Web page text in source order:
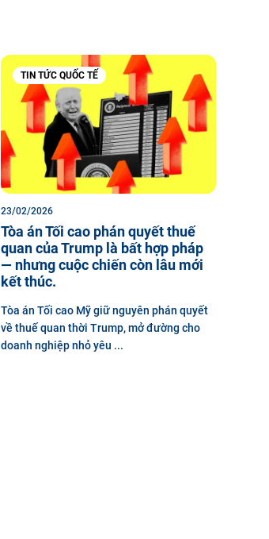
TIN TỨC QUỐC TẾ
23/02/2026
Tòa án Tối cao phán quyết thuế
quan của Trump là bất hợp pháp
— nhưng cuộc chiến còn lâu mới
kết thúc.
Tòa án Tối cao Mỹ giữ nguyên phán quyết
về thuế quan thời Trump, mở đường cho
doanh nghiệp nhỏ yêu ...